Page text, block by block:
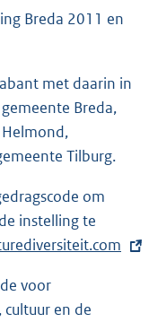
Breda 2011 en
met daarin in
Breda,
Tilburg.
om
instelling te
voor
en de